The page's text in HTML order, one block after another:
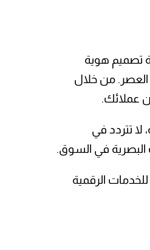
تصميم هوية
العصر. من خلال
عملائك.
لا تتردد في
البصرية في السوق.
الرقمية